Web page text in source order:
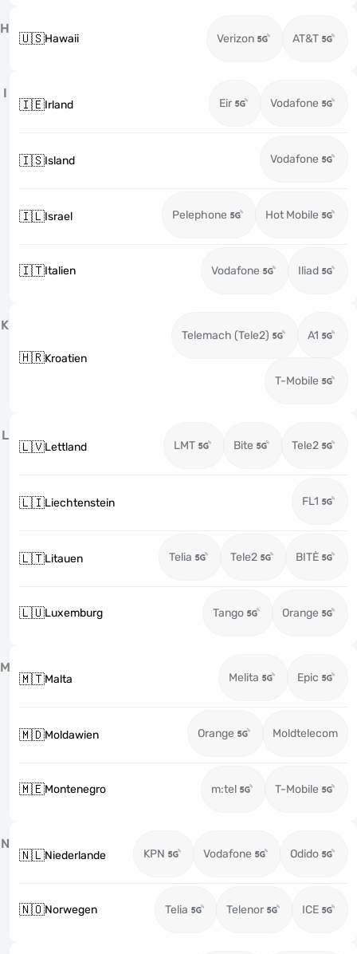
H
🇺🇸Hawaii Verizon AT&T
I
🇮🇪Irland Eir Vodafone
🇮🇸Island Vodafone
🇮🇱Israel Pelephone Hot Mobile
🇮🇹Italien Vodafone Iliad
K
🇭🇷Kroatien
Telemach (Tele2) A1
T-Mobile
L
🇱🇻Lettland LMT Bite Tele2
🇱🇮Liechtenstein FL1
🇱🇹Litauen Telia Tele2 BITĖ
🇱🇺Luxemburg Tango Orange
M
🇲🇹Malta Melita Epic
🇲🇩Moldawien Orange Moldtelecom
🇲🇪Montenegro m:tel T-Mobile
N
🇳🇱Niederlande KPN Vodafone Odido
🇳🇴Norwegen Telia Telenor ICE